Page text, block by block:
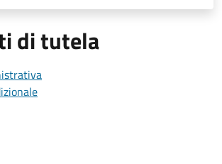
di tutela